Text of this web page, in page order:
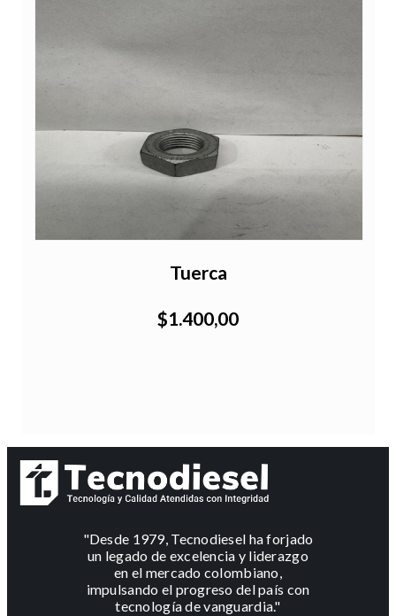
Tuerca
$1.400,00
"Desde 1979, Tecnodiesel ha forjado
un legado de excelencia y liderazgo
en el mercado colombiano,
impulsando el progreso del país con
tecnología de vanguardia."